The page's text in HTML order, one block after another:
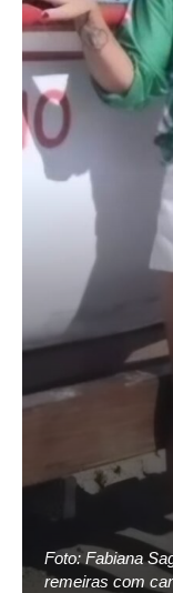
Foto: Fabiana
remeiras com